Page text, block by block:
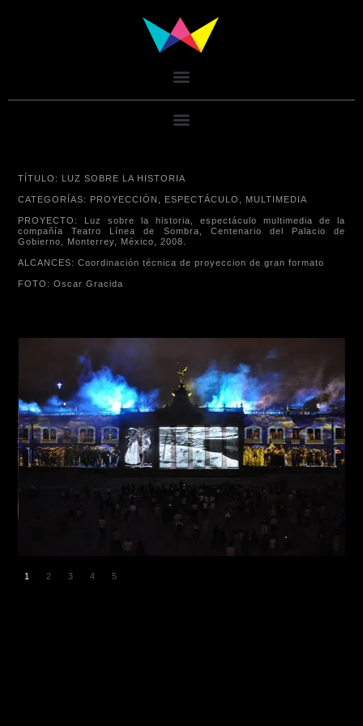
TÍTULO : LUZ SOBRE LA HISTORIA
CATEGORÍAS: PROYECCIÓN, ESPECTÁCULO, MULTIMEDIA
PROYECTO : Luz sobre la historia, espectáculo multimedia de la
compañía Teatro Línea de Sombra, Centenario del Palacio de
Gobierno, Monterrey, México, 2008.
ALCANCES: Coordinación técnica de proyeccion de gran formato
FOTO : Oscar Gracida
1 2 3 4 5